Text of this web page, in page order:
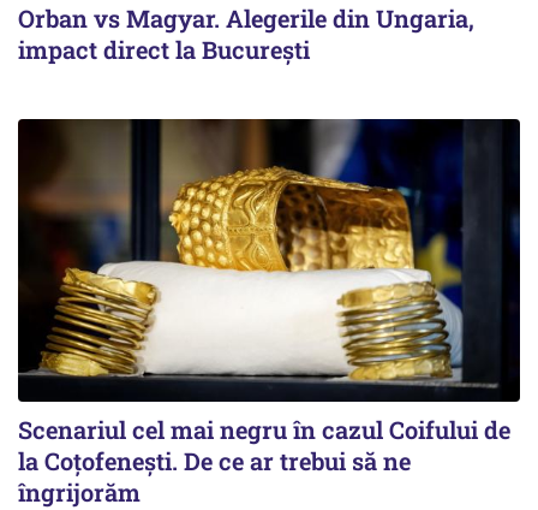
Orban vs Magyar. Alegerile din Ungaria,
impact direct la Bucureşti
Scenariul cel mai negru în cazul Coifului de
la Coțofenești. De ce ar trebui să ne
îngrijorăm